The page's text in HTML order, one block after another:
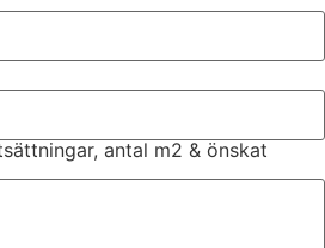
antal m2 & önskat